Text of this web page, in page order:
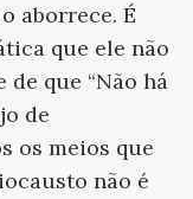
aborrece. É
que ele não
que “Não há
de
os meios que
não é